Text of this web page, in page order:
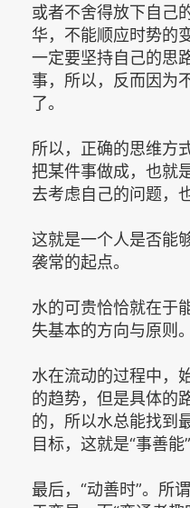
或者不舍得放下自己
华，不能顺应时势的
一定要坚持自己的思
事，所以，反而因为
了。
所以，正确的思维方
把某件事做成，也就
去考虑自己的问题，
这就是一个人是否能
袭常的起点。
水的可贵恰恰就在于
失基本的方向与原则。
水在流动的过程中，
的趋势，但是具体的
的，所以水总能找到
目标，这就是“事善能”
最后，“动善时”。所